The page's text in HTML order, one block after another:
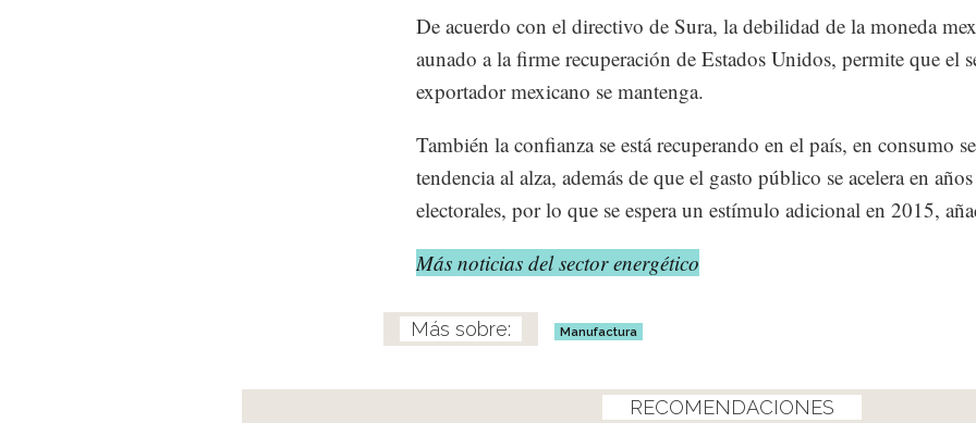
De acuerdo con el directivo de Sura, la debilidad de la moneda
aunado a la firme recuperación de Estados Unidos, permite que el
exportador mexicano se mantenga.
También la confianza se está recuperando en el país, en consumo
tendencia al alza, además de que el gasto público se acelera en años
electorales, por lo que se espera un estímulo adicional en 2015,
Más noticias del sector energético
Manufactura
RECOMENDACIONES